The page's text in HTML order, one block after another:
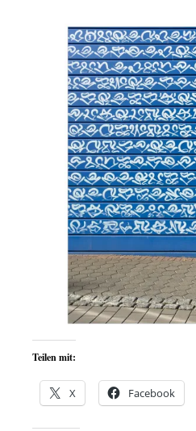
Teilen mit:
X Facebook